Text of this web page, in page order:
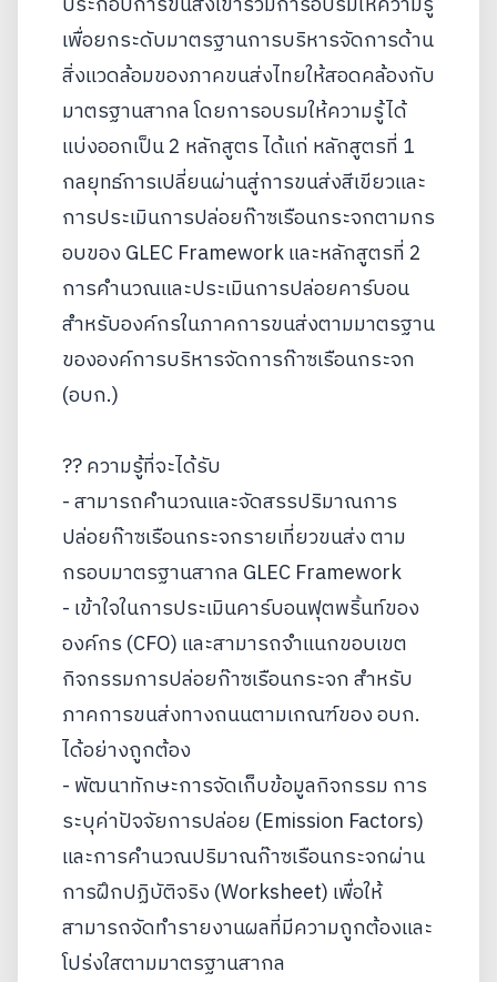
เพื่อยกระดับมาตรฐานการบริหารจัดการด้าน
สิ่งแวดล้อมของภาคขนส่งไทยให้สอดคล้องกับ
มาตรฐานสากล โดยการอบรมให้ความรู้ได้
แบ่งออกเป็น 2 หลักสูตร ได้แก่ หลักสูตรที่ 1
กลยุทธ์การเปลี่ยนผ่านสู่การขนส่งสีเขียวและ
การประเมินการปล่อยก๊าซเรือนกระจกตามกร
อบของ GLEC Framework และหลักสูตรที่ 2
การคำนวณและประเมินการปล่อยคาร์บอน
สำหรับองค์กรในภาคการขนส่งตามมาตรฐาน
ขององค์การบริหารจัดการก๊าซเรือนกระจก
(อบก.)
?? ความรู้ที่จะได้รับ
- สามารถคำนวณและจัดสรรปริมาณการ
ปล่อยก๊าซเรือนกระจกรายเที่ยวขนส่ง ตาม
กรอบมาตรฐานสากล GLEC Framework
- เข้าใจในการประเมินคาร์บอนฟุตพริ้นท์ของ
องค์กร (CFO) และสามารถจำแนกขอบเขต
กิจกรรมการปล่อยก๊าซเรือนกระจก สำหรับ
ภาคการขนส่งทางถนนตามเกณฑ์ของ อบก.
ได้อย่างถูกต้อง
- พัฒนาทักษะการจัดเก็บข้อมูลกิจกรรม การ
ระบุค่าปัจจัยการปล่อย (Emission Factors)
และการคำนวณปริมาณก๊าซเรือนกระจกผ่าน
การฝึกปฏิบัติจริง (Worksheet) เพื่อให้
สามารถจัดทำรายงานผลที่มีความถูกต้องและ
โปร่งใสตามมาตรฐานสากล